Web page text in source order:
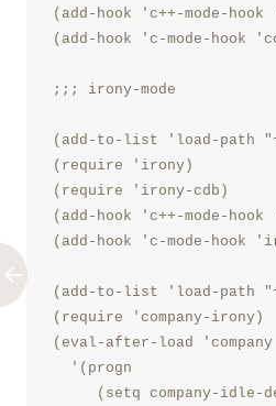
(add-hook 'c++-mode-hook
(add-hook 'c-mode-hook
;;; irony-mode
(add-to-list 'load-path
(require 'irony)
(require 'irony-cdb)
(add-hook 'c++-mode-
(add-hook 'c-mode-hook
(add-to-list 'load-path
(require 'company-irony)
(eval-after-load 'company
  '(progn
(setq company-idle-